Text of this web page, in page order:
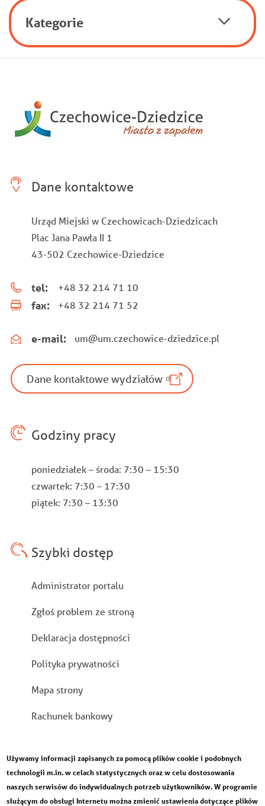
Kategorie
Dane kontaktowe
Urząd Miejski w Czechowicach-Dziedzicach
Plac Jana Pawła II 1
43-502 Czechowice-Dziedzice
tel: +48 32 214 71 10
fax: +48 32 214 71 52
e-mail: um@um.czechowice-dziedzice.pl
Dane kontaktowe wydziałów
Godziny pracy
poniedziałek – środa: 7:30 – 15:30
czwartek: 7:30 – 17:30
piątek: 7:30 – 13:30
Szybki dostęp
Stopka
Administrator portalu
Zgłoś problem ze stroną
Deklaracja dostępności
Polityka prywatności
Mapa strony
Rachunek bankowy
Używamy informacji zapisanych za pomocą plików cookie i podobnych
technologii m.in. w celach statystycznych oraz w celu dostosowania
naszych serwisów do indywidualnych potrzeb użytkowników. W programie
służącym do obsługi Internetu można zmienić ustawienia dotyczące plików